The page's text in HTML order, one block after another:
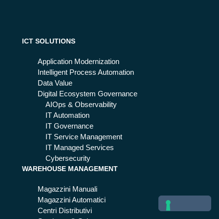
olo
ICT SOLUTIONS
Application Modernization
Intelligent Process Automation
Data Value
Digital Ecosystem Governance
AIOps & Observability
IT Automation
IT Governance
IT Service Management
IT Managed Services
Cybersecurity
WAREHOUSE MANAGEMENT
Magazzini Manuali
Magazzini Automatici
Centri Distributivi